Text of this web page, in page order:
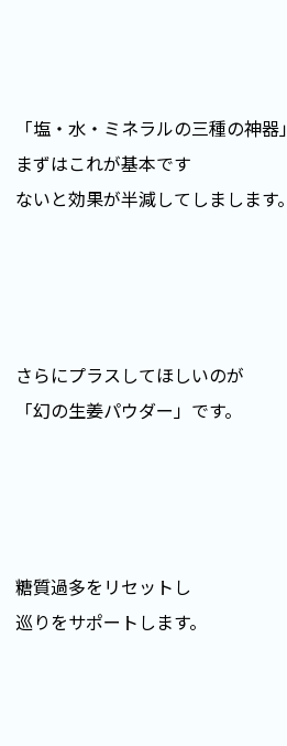
「塩・水・ミネラルの三種の神器」
まずはこれが基本です
ないと効果が半減してしまします。
さらにプラスしてほしいのが
「幻の生姜パウダー」です。
糖質過多をリセットし
巡りをサポートします。